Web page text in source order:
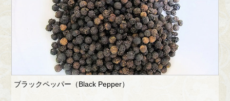
ブラックペッパー（Black Pepper）